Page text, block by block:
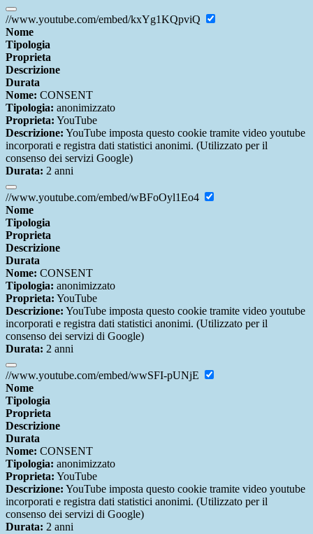
//www.youtube.com/embed/kxYg1KQpviQ
Nome
Tipologia
Proprieta
Descrizione
Durata
Nome: CONSENT
Tipologia: anonimizzato
Proprieta: YouTube
Descrizione: YouTube imposta questo cookie tramite video youtube
incorporati e registra dati statistici anonimi. (Utilizzato per il
consenso dei servizi Google)
Durata: 2 anni
//www.youtube.com/embed/wBFoOyl1Eo4
Nome
Tipologia
Proprieta
Descrizione
Durata
Nome: CONSENT
Tipologia: anonimizzato
Proprieta: YouTube
Descrizione: YouTube imposta questo cookie tramite video youtube
incorporati e registra dati statistici anonimi. (Utilizzato per il
consenso dei servizi di Google)
Durata: 2 anni
//www.youtube.com/embed/wwSFI-pUNjE
Nome
Tipologia
Proprieta
Descrizione
Durata
Nome: CONSENT
Tipologia: anonimizzato
Proprieta: YouTube
Descrizione: YouTube imposta questo cookie tramite video youtube
incorporati e registra dati statistici anonimi. (Utilizzato per il
consenso dei servizi di Google)
Durata: 2 anni